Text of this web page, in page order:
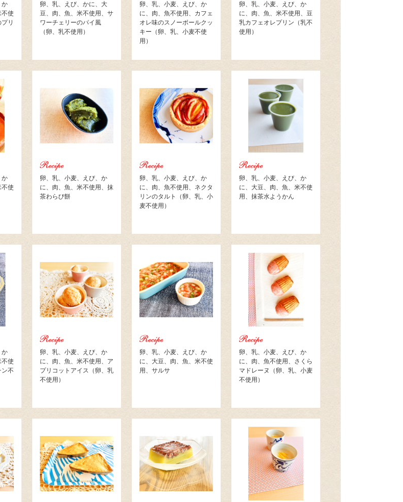
か
使
リ
卵、乳、えび、かに、大
豆、肉、魚、米不使用、サ
ワーチェリーのパイ風
（卵、乳不使用）
卵、乳、小麦、えび、か
に、肉、魚不使用、カフェ
オレ味のスノーボールクッ
キー（卵、乳、小麦不使
用）
卵、乳、小麦、えび、か
に、肉、魚、米不使用、豆
乳カフェオレプリン（乳不
使用）
か
使
卵、乳、小麦、えび、か
に、肉、魚、米不使用、抹
茶わらび餅
卵、乳、小麦、えび、か
に、肉、魚不使用、ネクタ
リンのタルト（卵、乳、小
麦不使用）
卵、乳、小麦、えび、か
に、大豆、肉、魚、米不使
用、抹茶水ようかん
か
使
不
卵、乳、小麦、えび、か
に、肉、魚、米不使用、ア
プリコットアイス（卵、乳
不使用）
卵、乳、小麦、えび、か
に、大豆、肉、魚、米不使
用、サルサ
卵、乳、小麦、えび、か
に、肉、魚不使用、さくら
マドレーヌ（卵、乳、小麦
不使用）